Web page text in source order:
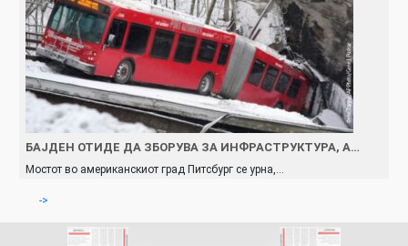
БАЈДЕН ОТИДЕ ДА ЗБОРУВА ЗА ИНФРАСТРУКТУРА, А…
Мостот во американскиот град Питсбург се урна,…
->